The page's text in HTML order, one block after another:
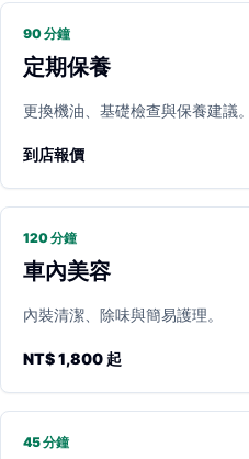
90 分鐘
定期保養
更換機油、基礎檢查與保養建議。
到店報價
120 分鐘
車內美容
內裝清潔、除味與簡易護理。
NT$ 1,800 起
45 分鐘